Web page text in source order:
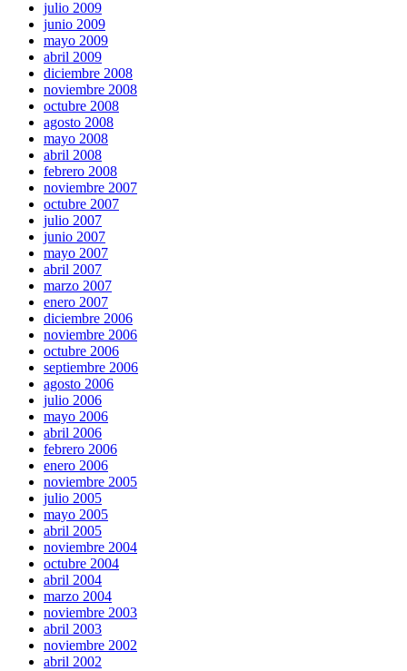
julio 2009
junio 2009
mayo 2009
abril 2009
diciembre 2008
noviembre 2008
octubre 2008
agosto 2008
mayo 2008
abril 2008
febrero 2008
noviembre 2007
octubre 2007
julio 2007
junio 2007
mayo 2007
abril 2007
marzo 2007
enero 2007
diciembre 2006
noviembre 2006
octubre 2006
septiembre 2006
agosto 2006
julio 2006
mayo 2006
abril 2006
febrero 2006
enero 2006
noviembre 2005
julio 2005
mayo 2005
abril 2005
noviembre 2004
octubre 2004
abril 2004
marzo 2004
noviembre 2003
abril 2003
noviembre 2002
abril 2002